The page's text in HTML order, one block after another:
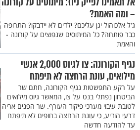
– ומה האמת?
ג'ל אלכוהול יגן עליכם? ילדים לא יידבקו? התרופה
כבר פותחה? כל המיתוסים שנפוצים על קורונה -
והאמת
נגיף הקורונה: צו לגיוס 2,000 אנשי
מילואים, עונת הרחצה לא תיפתח
על רקע התפשטות נגיף הקורונה, חתם שר
הביטחון נפתלי בנט על צו, המאשר גיוס מילואים
לטובת עיבוי מערכי פיקוד העורף. שר הפנים אריה
דרעי הודיע, כי עונת הרחצה בחופים לא תיפתח
עד להודעה חדשה